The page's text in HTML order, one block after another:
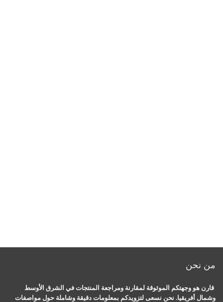
من نحن
قارن هو وجهتكم الموثوقة لمقارنة ومراجعة المنتجات في الشرق الأوسط
وشمال أفريقيا. نحن نسعى لتزويدكم بمعلومات دقيقة وشاملة حول مواصفات